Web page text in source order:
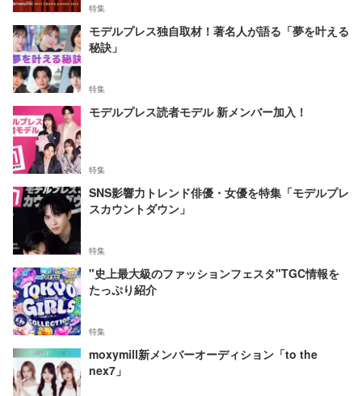
特集
モデルプレス独自取材！著名人が語る「夢を叶える
秘訣」
特集
モデルプレス読者モデル 新メンバー加入！
特集
SNS影響力トレンド俳優・女優を特集「モデルプレ
スカウントダウン」
特集
"史上最大級のファッションフェスタ"TGC情報を
たっぷり紹介
特集
moxymill新メンバーオーディション「to the
nex7」